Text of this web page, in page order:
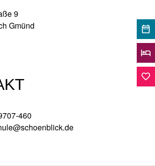
9
Gmünd
460
date_range
hotel
favorite_border